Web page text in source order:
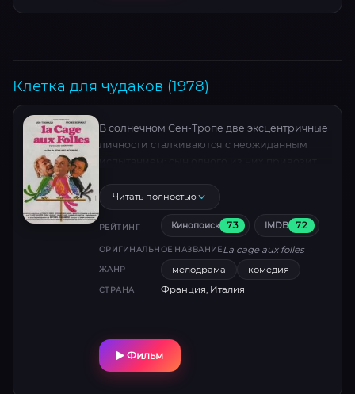
Клетка для чудаков (1978)
В солнечном Сен-Тропе две эксцентричные
личности сталкиваются с неожиданным
Теперь им предстоит скрыть свой образ
жизни за маской «идеальных»
родственников, и каждый шаг грозит
обернуться фарсом. Смогут ли они спасти
Читать полностью
РЕЙТИНГ Кинопоиск 7.3 IMDB 7.2
ОРИГИНАЛЬНОЕ НАЗВАНИЕLa cage aux folles
ЖАНР мелодрама комедия
СТРАНА Франция, Италия
Фильм